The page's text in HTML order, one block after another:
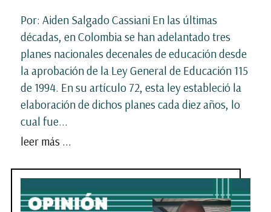
Por: Aiden Salgado Cassiani En las últimas
décadas, en Colombia se han adelantado tres
planes nacionales decenales de educación desde
la aprobación de la Ley General de Educación 115
de 1994. En su artículo 72, esta ley estableció la
elaboración de dichos planes cada diez años, lo
cual fue...
leer más ...